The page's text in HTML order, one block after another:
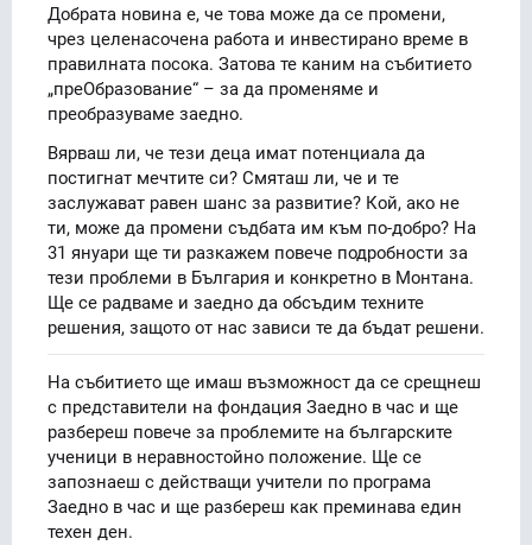
Добрата новина е, че това може да се промени,
чрез целенасочена работа и инвестирано време в
правилната посока. Затова те каним на събитието
„преОбразование“ – за да променяме и
преобразуваме заедно.
Вярваш ли, че тези деца имат потенциала да
постигнат мечтите си? Смяташ ли, че и те
заслужават равен шанс за развитие? Кой, ако не
ти, може да промени съдбата им към по-добро? На
31 януари ще ти разкажем повече подробности за
тези проблеми в България и конкретно в Монтана.
Ще се радваме и заедно да обсъдим техните
решения, защото от нас зависи те да бъдат решени.
На събитието ще имаш възможност да се срещнеш
с представители на фондация Заедно в час и ще
разбереш повече за проблемите на българските
ученици в неравностойно положение. Ще се
запознаеш с действащи учители по програма
Заедно в час и ще разбереш как преминава един
техен ден.